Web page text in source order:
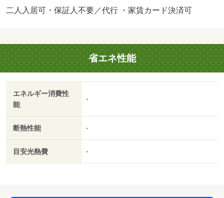
二人入居可・保証人不要／代行 ・家賃カード決済可
省エネ性能
エネルギー消費性
能
-
断熱性能 -
目安光熱費 -